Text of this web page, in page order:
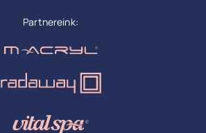
Partnereink: